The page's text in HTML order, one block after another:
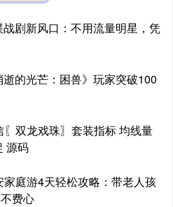
剧新风口：不用流量明星，凭
的光芒：困兽》玩家突破100
双龙戏珠〗套装指标 均线量
源码
庭游4天轻松攻略：带老人孩
费心